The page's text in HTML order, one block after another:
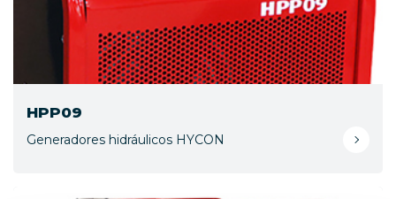
HPP09
Generadores hidráulicos HYCON